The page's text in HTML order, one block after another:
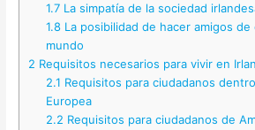
1.7La simpatía de la sociedad
1.8La posibilidad de hacer amigos de
mundo
2 Requisitos necesarios para vivir en
2.1 Requisitos para ciudadanos
Europea
2.2 Requisitos para ciudadanos de